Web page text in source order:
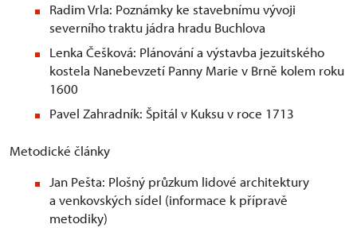
Radim Vrla: Poznámky ke stavebnímu vývoji
severního traktu jádra hradu Buchlova
Lenka Češková: Plánování a výstavba jezuitského
kostela Nanebevzetí Panny Marie v Brně kolem roku
1600
Pavel Zahradník: Špitál v Kuksu v roce 1713
Metodické články
Jan Pešta: Plošný průzkum lidové architektury
a venkovských sídel (informace k přípravě
metodiky)